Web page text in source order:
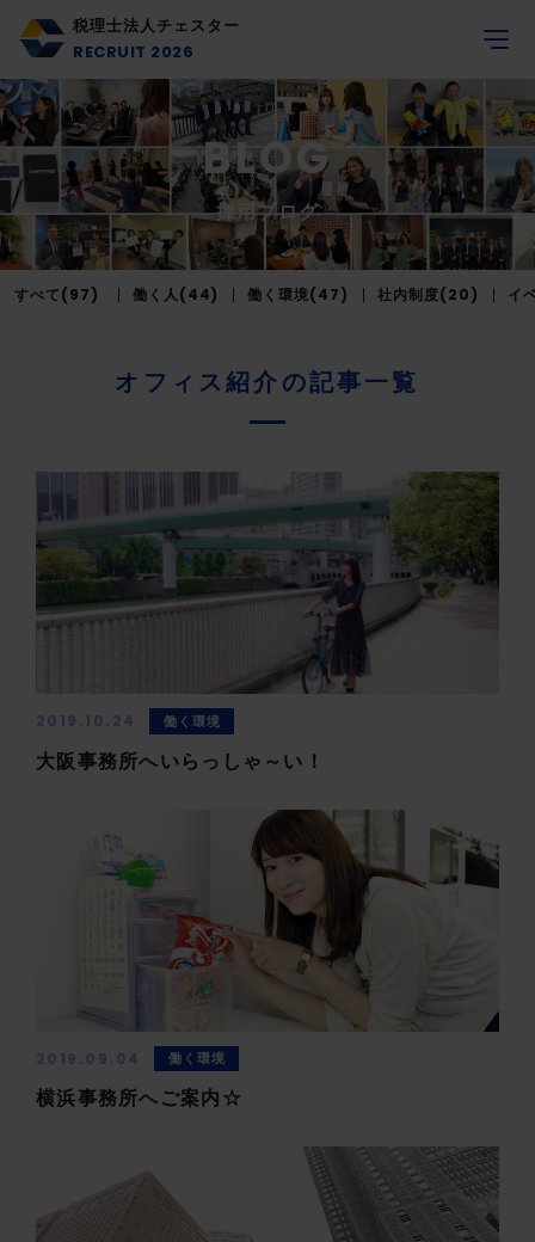
税理士法人チェスター
RECRUIT 2026
BLOG
採用ブログ
すべて(97) 働く人(44) 働く環境(47) 社内制度(20) イ
オフィス紹介の記事一覧
2019.10.24 働く環境
大阪事務所へいらっしゃ～い！
2019.09.04 働く環境
横浜事務所へご案内☆